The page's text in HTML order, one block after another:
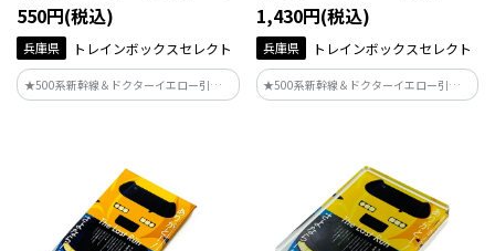
550円(税込)
兵庫県 トレインボックスセレクト
★500系新幹線＆ドクターイエロー引退記
念★JR西日本の駅などで掲出されている
1,430円(税込)
兵庫県 トレインボックスセレクト
★500系新幹線＆ドクターイエロー引退記
念★JR西日本の駅などで掲出されている